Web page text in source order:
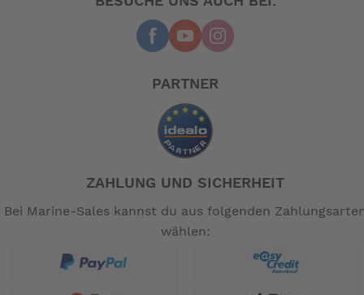
In 15 Sekunden verwandelt sich das HSD in ein flaches
mittelgroßes Lastenfahrrad mit einer gewissen
Tragfähigkeit. Mit einem maximalen zulässigen
Gesamtgewicht von 170 kg und einem XL-großen Atlas
einer Woche oder Campingausrüstung für das
PARTNER
ZAHLUNG UND SICHERHEIT
Bei Marine-Sales kannst du aus folgenden
wählen: